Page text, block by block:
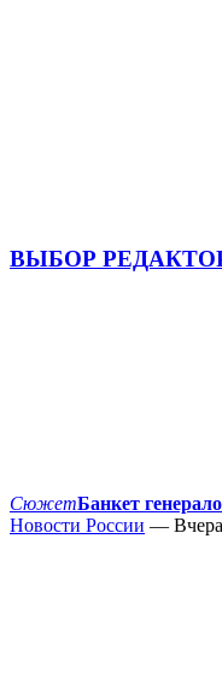
ВЫБОР
СюжетБанкет
Новости России —